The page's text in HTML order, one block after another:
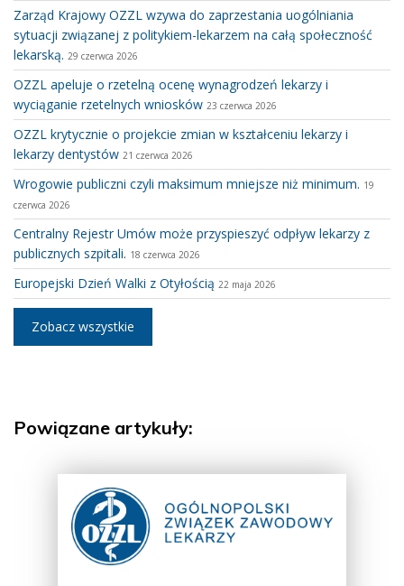
Zarząd Krajowy OZZL wzywa do zaprzestania uogólniania
sytuacji związanej z politykiem-lekarzem na całą społeczność
lekarską. 29 czerwca 2026
OZZL apeluje o rzetelną ocenę wynagrodzeń lekarzy i
wyciąganie rzetelnych wniosków 23 czerwca 2026
OZZL krytycznie o projekcie zmian w kształceniu lekarzy i
lekarzy dentystów 21 czerwca 2026
Wrogowie publiczni czyli maksimum mniejsze niż minimum. 19
czerwca 2026
Centralny Rejestr Umów może przyspieszyć odpływ lekarzy z
publicznych szpitali. 18 czerwca 2026
Europejski Dzień Walki z Otyłością 22 maja 2026
Zobacz wszystkie
Powiązane artykuły: